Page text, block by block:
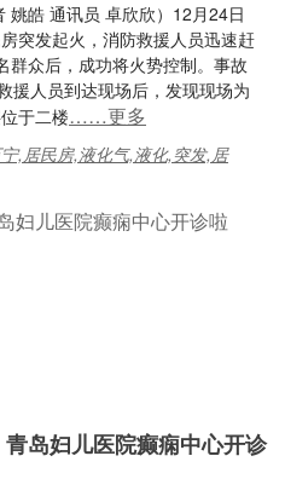
姚皓 通讯员 卓欣欣）12月24日
突发起火，消防救援人员迅速赶
群众后，成功将火势控制。事故
援人员到达现场后，发现现场为
于二楼……更多
,居民房,液化气,液化,突发,居
岛妇儿医院癫痫中心开诊